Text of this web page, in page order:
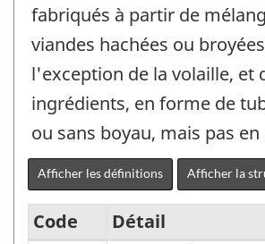
fabriqués à partir de
viandes hachées ou
l'exception de la volaille, et
ingrédients, en forme de
ou sans boyau, mais pas en
Afficher les définitions Afficher la
Code
Détail